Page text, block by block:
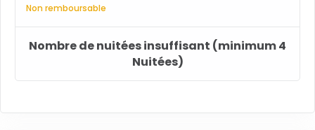
Non remboursable
Nombre de nuitées insuffisant (minimum 4
Nuitées)